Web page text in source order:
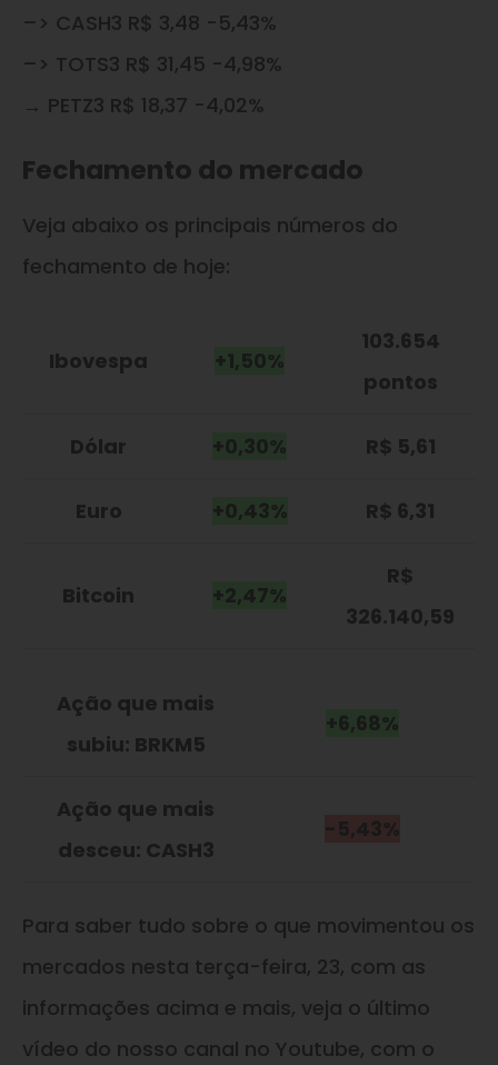
–> CASH3 R$ 3,48 -5,43%
–> TOTS3 R$ 31,45 -4,98%
→ PETZ3 R$ 18,37 -4,02%
Fechamento do mercado
Veja abaixo os principais números do
fechamento de hoje:
Ibovespa +1,50%
103.654
pontos
Dólar +0,30% R$ 5,61
Euro +0,43% R$ 6,31
Bitcoin +2,47%
R$
326.140,59
Ação que mais
subiu: BRKM5
+6,68%
Ação que mais
desceu: CASH3
-5,43%
Para saber tudo sobre o que movimentou os
mercados nesta terça-feira, 23, com as
informações acima e mais, veja o último
vídeo do nosso canal no Youtube, com o